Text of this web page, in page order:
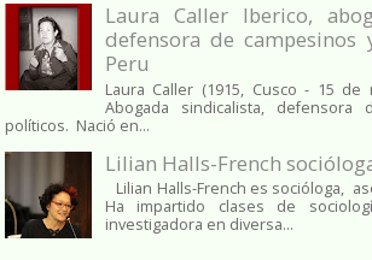
Laura Caller Iberico,
defensora de
Peru
Laura Caller (1915, Cusco - 15 de
Abogada sindicalista,
políticos. Nació en...
Lilian Halls-French
Lilian Halls-French es socióloga,
Ha impartido clases de
investigadora en diversa...